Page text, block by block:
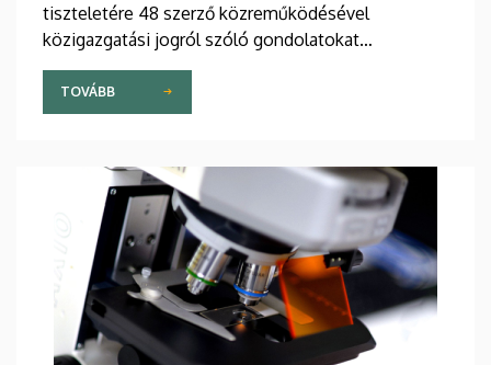
tiszteletére 48 szerző közreműködésével
közigazgatási jogról szóló gondolatokat
tartalmazó, csaknem 700 oldalas szakkönyv
készült. A kiadványt is bemutatták a napokban a
karon, amikor 70. születésnapja alkalmából
TOVÁBB